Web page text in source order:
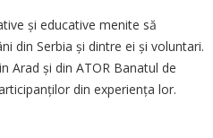
și educative menite să
din Serbia și dintre ei și voluntari.
Arad și din ATOR Banatul de
din experiența lor.